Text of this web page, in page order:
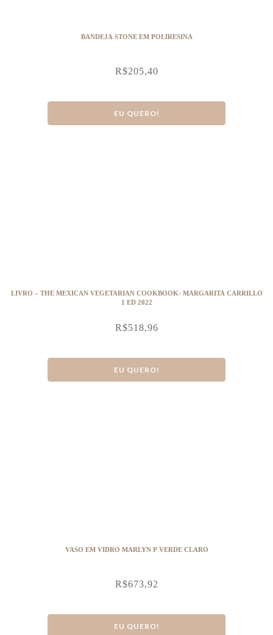
BANDEJA STONE EM POLIRESINA
R$205,40
EU QUERO!
LIVRO – THE MEXICAN VEGETARIAN COOKBOOK- MARGARITA CARRILLO
1 ED 2022
R$518,96
EU QUERO!
VASO EM VIDRO MARLYN P VERDE CLARO
R$673,92
EU QUERO!